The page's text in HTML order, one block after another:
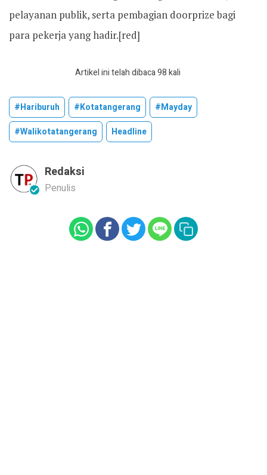
pelayanan publik, serta pembagian doorprize bagi
para pekerja yang hadir.[red]
Artikel ini telah dibaca 98 kali
#hariburuh #kotatangerang
#mayday
#walikotatangerang
Headline
Redaksi
Penulis